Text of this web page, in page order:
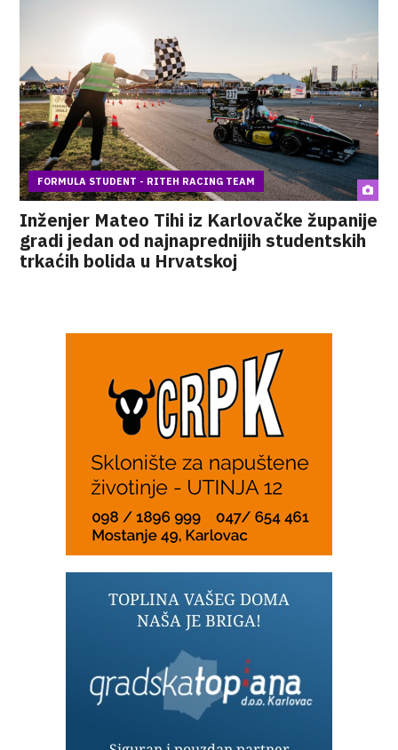
FORMULA STUDENT - RITEH RACING TEAM
Inženjer Mateo Tihi iz Karlovačke županije
gradi jedan od najnaprednijih studentskih
trkaćih bolida u Hrvatskoj